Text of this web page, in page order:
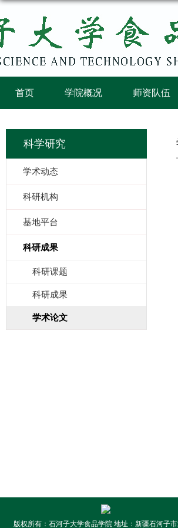
首页 学院概况 师资队伍
科学研究
学术动态
科研机构
基地平台
科研成果
科研课题
科研成果
学术论文
版权所有：石河子大学食品学院 地址：新疆石河子